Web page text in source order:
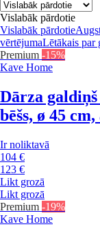
Vislabāk pārdotie
Vislabāk pārdotie
vērtējumaLētākais par
Premium -15%
Kave Home
Dārza
bēšs, ø 45
Ir noliktavā
104 €
123 €
Likt grozā
Likt grozā
Premium -19%
Kave Home